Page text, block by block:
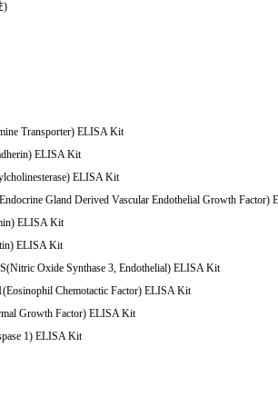
)
Transporter) ELISA Kit
ELISA Kit
ELISA Kit
Gland Derived Vascular Endothelial Growth Factor)
ELISA Kit
ELISA Kit
Oxide Synthase 3, Endothelial) ELISA Kit
Chemotactic Factor) ELISA Kit
Growth Factor) ELISA Kit
1) ELISA Kit